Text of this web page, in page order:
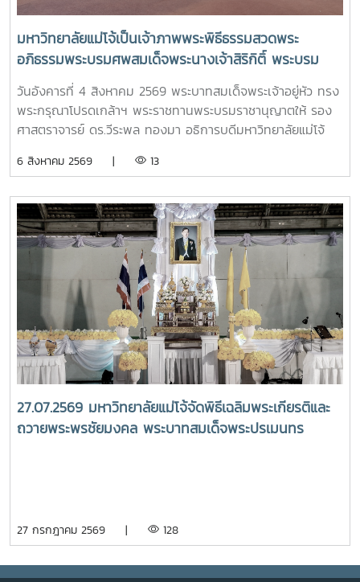
มหาวิทยาลัยแม่โจ้เป็นเจ้าภาพพระพิธีธรรมสวดพระ
อภิธรรมพระบรมศพสมเด็จพระนางเจ้าสิริกิติ์ พระบรม
ราชินีนาถ พระบรมราชชนนีพันปีหลวง พร้อมเข้ากราบ
ถวายบังคมพระศพ สมเด็จพระเจ้าลูกเธอ เจ้าฟ้าพัชรกิติยา
ภา นเรนทิราเทพยวดี กรมหลวงราชสาริณีสิริพัชร มหา
วันอังคารที่ 4 สิงหาคม 2569 พระบาทสมเด็จพระเจ้าอยู่หัว ทรง
พระกรุณาโปรดเกล้าฯ พระราชทานพระบรมราชานุญาตให้ รอง
ศาสตราจารย์ ดร.วีระพล ทองมา อธิการบดีมหาวิทยาลัยแม่โจ้
บุคลากร รวมจำนวน 25 คน เป็นเจ้าภาพพระพิธีธรรมสวดพระ
พระบรมราชชนนีพันปีหลวง ณ พระที่นั่งดุสิตมหาปราสาท
พระบรมมหาราชวัง และเข้ากราบถวายบังคมพระศพสมเด็จ
พระเจ้าลูกเธอ เจ้าฟ้าพัชรกิติยาภา นเรนทิราเทพยวดี กรมหลวง
ราชสาริณีสิริพัชร มหาวัชรราชธิดา ณ พระที่นั่งพิมานรัตยา
พระบรมมหาราชวังการเข้าร่วมพิธีในครั้งนี้ นับเป็นพระ
มหากรุณาธิคุณล้นเกล้าล้นกระหม่อมแก่คณะผู้บริหาร
มหาวิทยาลัย สมาคมศิษย์เก่า และบุคลากร มหาวิทยาลัยแม่โจ้ที่ได้
ร่วมแสดงความจงรักภักดี ถวายความอาลัยและน้อมรำลึกในพระ
มหากรุณาธิคุณอย่างหาที่สุดมิได้
6 สิงหาคม 2569 | 13
27.07.2569 มหาวิทยาลัยแม่โจ้จัดพิธีเฉลิมพระเกียรติและ
ถวายพระพรชัยมงคล พระบาทสมเด็จพระปรเมนทร
27 กรกฎาคม 2569 | 128